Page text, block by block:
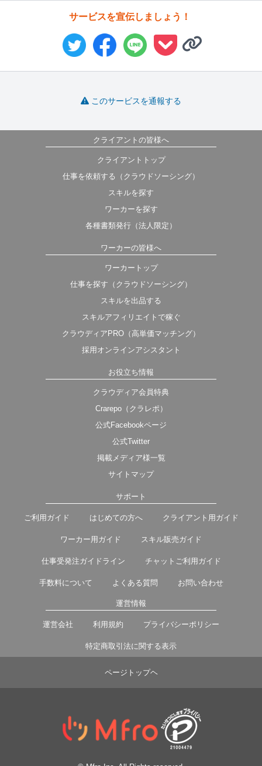
サービスを宣伝しましょう！
このサービスを通報する
クライアントの皆様へ
クライアントトップ
仕事を依頼する（クラウドソーシング）
スキルを探す
ワーカーを探す
各種書類発行（法人限定）
ワーカーの皆様へ
ワーカートップ
仕事を探す（クラウドソーシング）
スキルを出品する
スキルアフィリエイトで稼ぐ
クラウディアPRO（高単価マッチング）
採用オンラインアシスタント
お役立ち情報
クラウディア会員特典
Crarepo（クラレポ）
公式Facebookページ
公式Twitter
掲載メディア様一覧
サイトマップ
サポート
ご利用ガイド はじめての方へ クライアント用ガイド
ワーカー用ガイド スキル販売ガイド
仕事受発注ガイドライン チャットご利用ガイド
手数料について よくある質問 お問い合わせ
運営情報
運営会社 利用規約 プライバシーポリシー
特定商取引法に関する表示
ページトップヘ